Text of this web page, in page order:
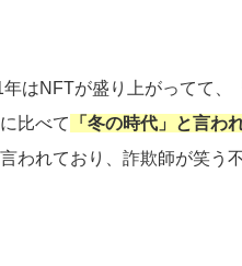
年はNFTが盛り上がってて、
比べて
「冬の時代」と言わ
われており、詐欺師が笑う